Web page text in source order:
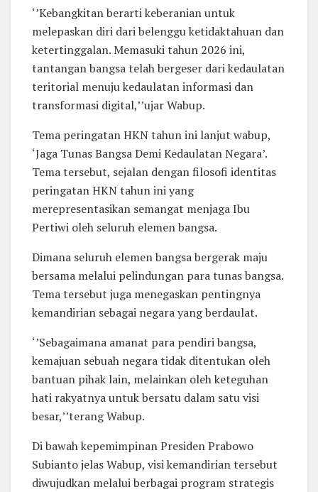
‘’Kebangkitan berarti keberanian untuk
melepaskan diri dari belenggu ketidaktahuan dan
ketertinggalan. Memasuki tahun 2026 ini,
tantangan bangsa telah bergeser dari kedaulatan
teritorial menuju kedaulatan informasi dan
transformasi digital,’’ujar Wabup.
Tema peringatan HKN tahun ini lanjut wabup,
‘Jaga Tunas Bangsa Demi Kedaulatan Negara’.
Tema tersebut, sejalan dengan filosofi identitas
peringatan HKN tahun ini yang
merepresentasikan semangat menjaga Ibu
Pertiwi oleh seluruh elemen bangsa.
Dimana seluruh elemen bangsa bergerak maju
bersama melalui pelindungan para tunas bangsa.
Tema tersebut juga menegaskan pentingnya
kemandirian sebagai negara yang berdaulat.
‘’Sebagaimana amanat para pendiri bangsa,
kemajuan sebuah negara tidak ditentukan oleh
bantuan pihak lain, melainkan oleh keteguhan
hati rakyatnya untuk bersatu dalam satu visi
besar,’’terang Wabup.
Di bawah kepemimpinan Presiden Prabowo
Subianto jelas Wabup, visi kemandirian tersebut
diwujudkan melalui berbagai program strategis